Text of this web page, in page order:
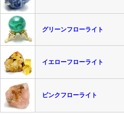
グリーンフローライト
イエローフローライト
ピンクフローライト